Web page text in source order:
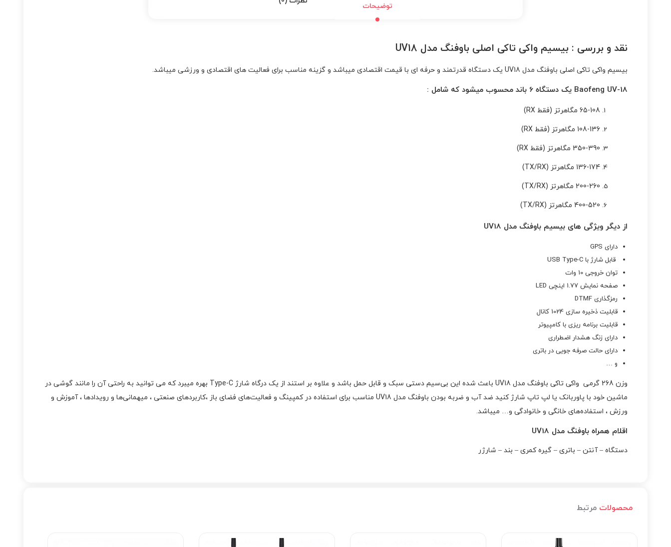
توضیحات
نقد و بررسی : بیسیم واکی تاکی اصلی باوفنگ مدل UV18
بیسیم واکی تاکی اصلی باوفنگ مدل UV18 یک دستگاه قدرتمند و حرفه ای با قیمت اقتصادی میباشد و گزینه مناسب برای فعالیت های اقتصادی و ورزشی میباشد.
Baofeng UV-18 یک دستگاه 6 باند محسوب میشود که شامل :
65-108 مگاهرتز (فقط RX)
108-136 مگاهرتز (
فقط RX
)
350-390 مگاهرتز (فقط RX)
136-174 مگاهرتز (TX/RX)
200-260 مگاهرتز (TX/RX)
400-520 مگاهرتز (TX/RX)
از دیگر ویژگی های بیسیم باوفنگ مدل UV18
دارای GPS
قابل شارژ با USB Type-C
توان خروجی 10 وات
صفحه نمایش 1.77 اینچی LED
رمزگذاری DTMF
قابلیت ذخیره سازی 1024 کانال
قابلیت برنامه ریزی با کامپیوتر
دارای زنگ هشدار اضطراری
دارای حالت صرفه جویی در باتری
و …
وزن 268 گرمی واکی تاکی باوفنگ مدل UV18 باعث شده این بی‌سیم دستی سبک و قابل حمل باشد و علاوه بر استند از یک درگاه شارژ Type-C بهره میبرد که می توانید به راحتی آن را مانند گوشی در
ماشین خود با پاوربانک یا لپ تاپ شارژ کنید ضد آب و ضربه بودن باوفنگ مدل UV18 مناسب برای استفاده در کمپینگ و فعالیت‌های فضای باز ،کاربردهای صنعتی ، میهمانی‌ها و رویدادها ، آموزش و
ورزش ، استفاده‌های خانگی و خانوادگی و… میباشد.
اقلام همراه باوفنگ مدل UV18
دستگاه – آنتن – باتری – گیره کمری – بند – شارژر
محصولات مرتبط